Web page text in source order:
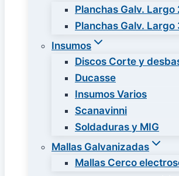
Planchas Galv. Largo
Planchas Galv. Largo
Insumos
Discos Corte y
Ducasse
Insumos Varios
Scanavinni
Soldaduras y MIG
Mallas Galvanizadas
Mallas Cerco